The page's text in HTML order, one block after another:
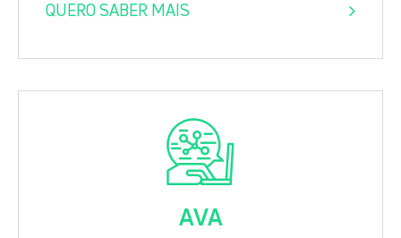
QUERO SABER MAIS
AVA